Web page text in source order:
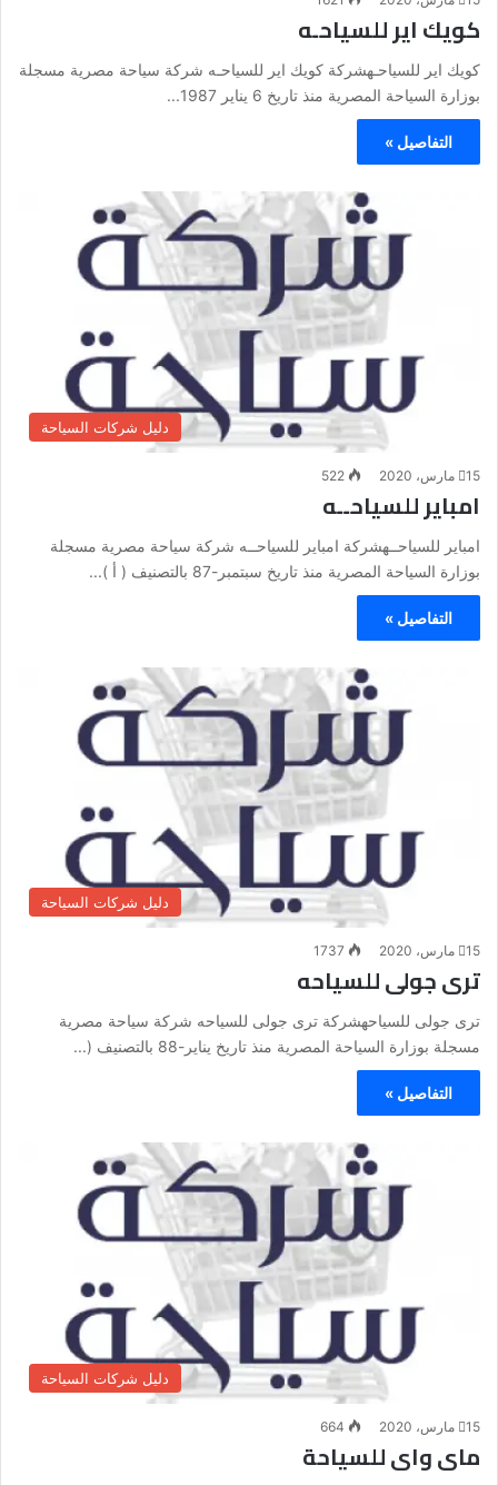
كويك اير للسياحـه
كويك اير للسياحـهشركة كويك اير للسياحـه شركة سياحة مصرية مسجلة
بوزارة السياحة المصرية منذ تاريخ 6 يناير 1987...
التفاصيل »
دليل شركات السياحة
15 مارس، 2020 522
امباير للسياحــه
امباير للسياحــهشركة امباير للسياحــه شركة سياحة مصرية مسجلة
بوزارة السياحة المصرية منذ تاريخ سبتمبر-87 بالتصنيف ( أ )...
التفاصيل »
دليل شركات السياحة
15 مارس، 2020 1737
ترى جولى للسياحه
ترى جولى للسياحهشركة ترى جولى للسياحه شركة سياحة مصرية
مسجلة بوزارة السياحة المصرية منذ تاريخ يناير-88 بالتصنيف (...
التفاصيل »
دليل شركات السياحة
15 مارس، 2020 664
ماى واى للسياحة